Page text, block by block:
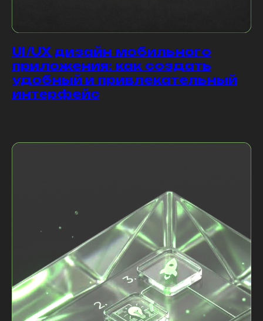
UI/UX дизайн мобильного
приложения: как создать
удобный и привлекательный
интерфейс